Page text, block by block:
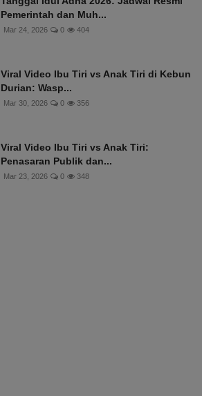
Pemerintah dan Muh...
Mar 24, 2026 0 404
Viral Video Ibu Tiri vs Anak Tiri di Kebun
Durian: Wasp...
Mar 30, 2026 0 356
Viral Video Ibu Tiri vs Anak Tiri:
Penasaran Publik dan...
Mar 23, 2026 0 348